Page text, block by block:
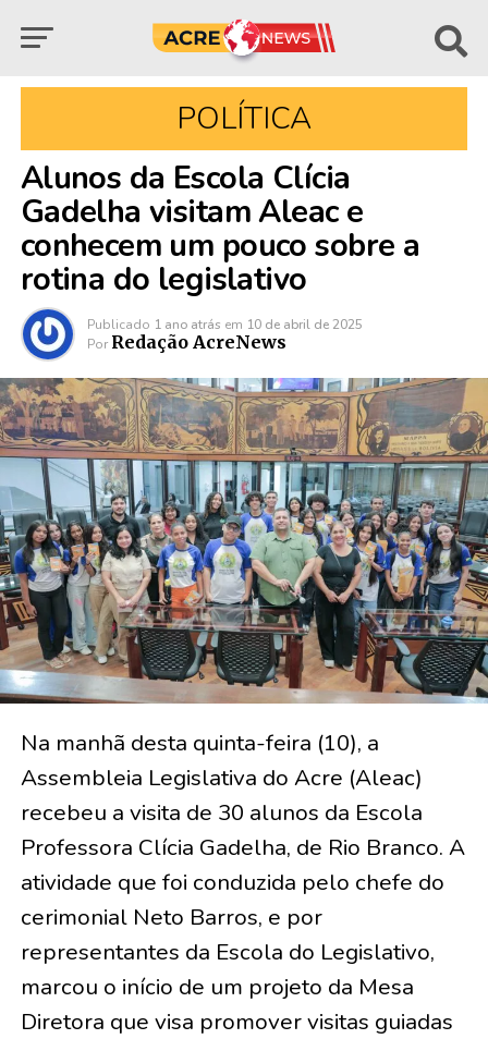
POLÍTICA
Alunos da Escola Clícia
Gadelha visitam Aleac e
conhecem um pouco sobre a
rotina do legislativo
Publicado 1 ano atrás em 10 de abril de 2025
Por Redação AcreNews
Na manhã desta quinta-feira (10), a
Assembleia Legislativa do Acre (Aleac)
recebeu a visita de 30 alunos da Escola
Professora Clícia Gadelha, de Rio Branco. A
atividade que foi conduzida pelo chefe do
cerimonial Neto Barros, e por
representantes da Escola do Legislativo,
marcou o início de um projeto da Mesa
Diretora que visa promover visitas guiadas